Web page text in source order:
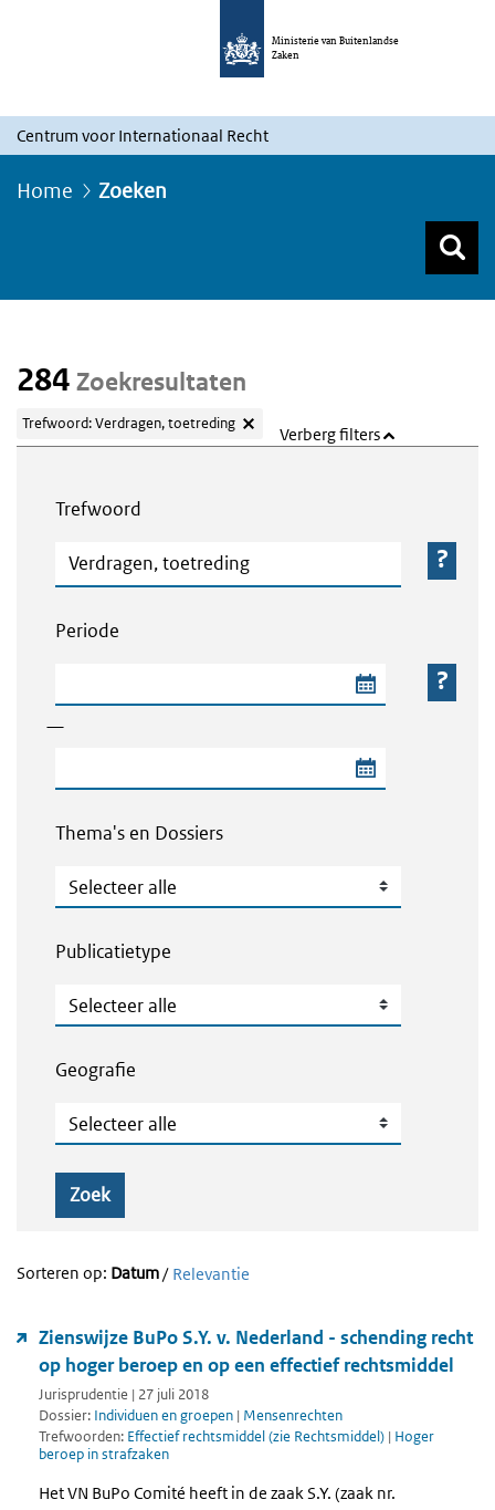
Ministerie van Buitenlandse
Zaken
Centrum voor Internationaal Recht
Home Zoeken
284 Zoekresultaten
Trefwoord: Verdragen, toetreding
Verberg filters
Trefwoord
Trefwoord
Periode
—
Thema's en Dossiers
Thema's en Dossiers
Publicatietype
Publicatietype
Geografie
Geografie
Zoek
Sorteren op: Datum/ Relevantie
Zienswijze BuPo S.Y. v. Nederland - schending recht
op hoger beroep en op een effectief rechtsmiddel
Jurisprudentie | 27 juli 2018
Dossier: Individuen en groepen | Mensenrechten
Trefwoorden: Effectief rechtsmiddel (zie Rechtsmiddel) | Hoger
beroep in strafzaken
Het VN BuPo Comité heeft in de zaak S.Y. (zaak nr.